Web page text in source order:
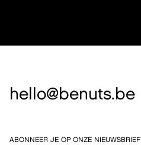
hello@benuts.be
ABONNEER JE OP ONZE NIEUWSBRIEF